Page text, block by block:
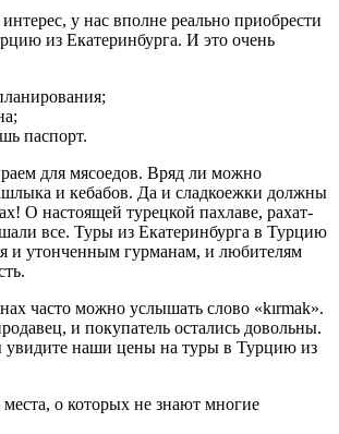
у нас вполне реально приобрести
из Екатеринбурга. И это очень
паспорт.
для мясоедов. Вряд ли можно
и кебабов. Да и сладкоежки должны
О настоящей турецкой пахлаве, рахат-
все. Туры из Екатеринбурга в Турцию
и утонченным гурманам, и любителям
часто можно услышать слово «kırmak».
и покупатель остались довольны.
увидите наши цены на туры в Турцию из
о которых не знают многие